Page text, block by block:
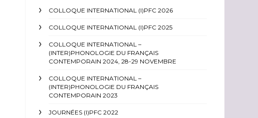
COLLOQUE INTERNATIONAL (I)PFC 2026
COLLOQUE INTERNATIONAL (I)PFC 2025
COLLOQUE INTERNATIONAL –
(INTER)PHONOLOGIE DU FRANÇAIS
CONTEMPORAIN 2024, 28-29 NOVEMBRE
COLLOQUE INTERNATIONAL –
(INTER)PHONOLOGIE DU FRANÇAIS
CONTEMPORAIN 2023
JOURNÉES (I)PFC 2022